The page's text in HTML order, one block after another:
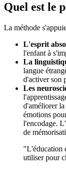
Quel est le
La méthode
L'esprit
l'enfant à
La
langue
d'activer son
Les
d'améliorer la
émotions
l'encodage.
de
"L'éducation
utiliser pour